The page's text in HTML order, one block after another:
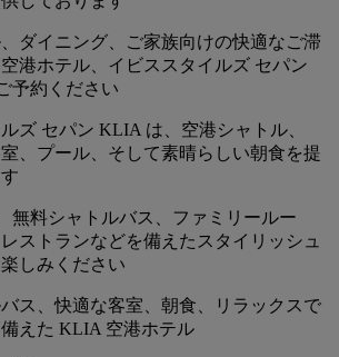
ダイニング、ご家族向けの快適なご滞
港ホテル、イビススタイルズ セパン
予約ください
ズ セパン KLIA は、空港シャトル、
、プール、そして素晴らしい朝食を提
無料シャトルバス、ファミリールー
ストランなどを備えたスタイリッシュ
しみください
ス、快適な客室、朝食、リラックスで
えた KLIA 空港ホテル